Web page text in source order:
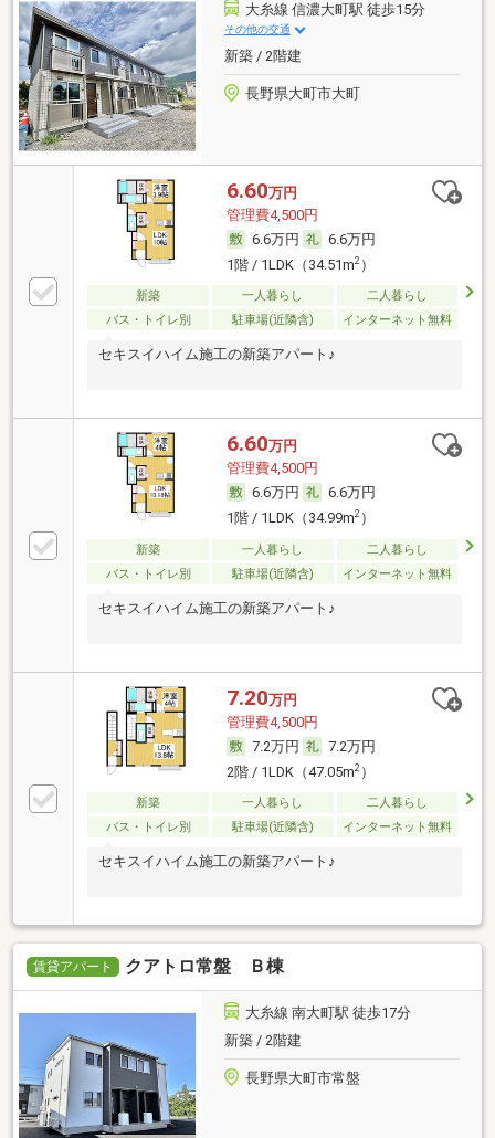
大糸線 信濃大町駅 徒歩15分
その他の交通
新築 / 2階建
長野県大町市大町
6.60万円
管理費4,500円
6.6万円
6.6万円
1階 / 1LDK（34.51m2）
新築 一人暮らし
二人暮らし
バス・トイレ別
駐車場(近隣含) インターネット無料
セキスイハイム施工の新築アパート♪
6.60万円
管理費4,500円
6.6万円
6.6万円
1階 / 1LDK（34.99m2）
新築 一人暮らし
二人暮らし
バス・トイレ別
駐車場(近隣含) インターネット無料
セキスイハイム施工の新築アパート♪
7.20万円
管理費4,500円
7.2万円
7.2万円
2階 / 1LDK（47.05m2）
新築 一人暮らし
二人暮らし
バス・トイレ別
駐車場(近隣含) インターネット無料
セキスイハイム施工の新築アパート♪
賃貸アパート クアトロ常盤 Ｂ棟
大糸線 南大町駅 徒歩17分
新築 / 2階建
長野県大町市常盤